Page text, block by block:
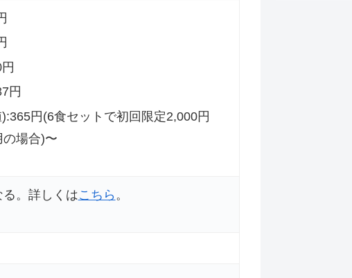
円
円(6食セットで初回限定2,000円
場合)〜
。詳しくはこちら 。